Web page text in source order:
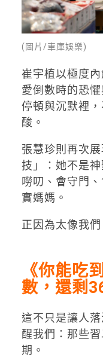
(圖片/車庫娛樂)
崔宇植以極度
愛倒數時的恐
停頓與沉默裡
酸。
張慧珍則再次
技」：她不是
嘮叨、會守門
實媽媽。
正因為太像我
《你能吃
數，還剩
這不只是讓人
醒我們：那些
期。